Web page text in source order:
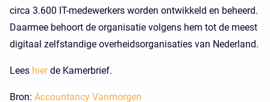
circa 3.600 IT-medewerkers worden ontwikkeld en beheerd.
Daarmee behoort de organisatie volgens hem tot de meest
digitaal zelfstandige overheidsorganisaties van Nederland.
Lees hierde Kamerbrief.
Bron: Accountancy Vanmorgen